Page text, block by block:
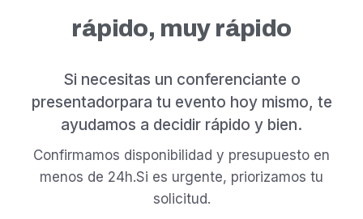
rápido, muy rápido
Si necesitas un conferenciante o
presentadorpara tu evento hoy mismo, te
ayudamos a decidir rápido y bien.
Confirmamos disponibilidad y presupuesto en
menos de 24h.Si es urgente, priorizamos tu
solicitud.